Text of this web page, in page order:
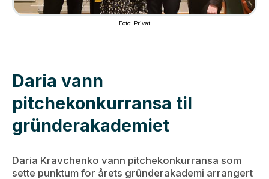
Foto: Privat
Daria vann
pitchekonkurransa til
gründerakademiet
Daria Kravchenko vann pitchekonkurransa som
sette punktum for årets grûnderakademi arrangert